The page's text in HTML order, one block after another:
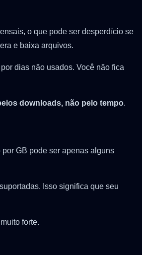
o que pode ser desperdício se
e baixa arquivos.
dias não usados. Você não fica
downloads, não pelo tempo.
GB pode ser apenas alguns
Isso significa que seu
forte.